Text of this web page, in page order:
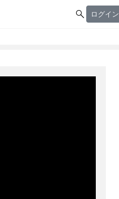
 ログイン